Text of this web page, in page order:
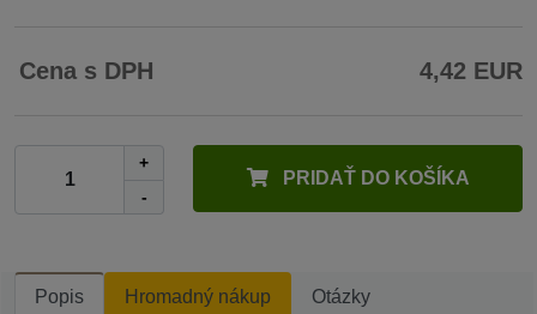
Cena s DPH 4,42 EUR
+
-
PRIDAŤ DO KOŠÍKA
Popis Hromadný nákup Otázky